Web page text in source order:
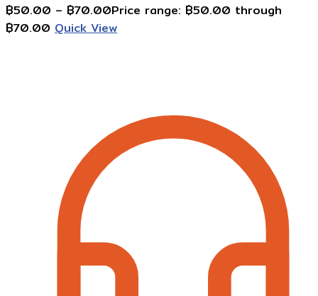
฿50.00 – ฿70.00Price range: ฿50.00 through
฿70.00 Quick View